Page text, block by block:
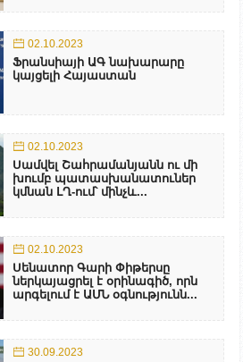
02.10.2023
Ֆրանսիայի ԱԳ նախարարը
կայցելի Հայաստան
02.10.2023
Սամվել Շահրամանյանն ու մի
խումբ պատասխանատուներ
կմնան ԼՂ-ում՝ մինչև...
02.10.2023
Սենատոր Գարի Փիթերսը
ներկայացրել է օրինագիծ, որն
արգելում է ԱՄՆ օգնությունն...
30.09.2023